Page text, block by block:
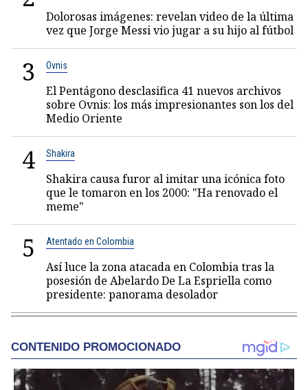
Dolorosas imágenes: revelan video de la última
vez que Jorge Messi vio jugar a su hijo al fútbol
3 Ovnis
El Pentágono desclasifica 41 nuevos archivos
sobre Ovnis: los más impresionantes son los del
Medio Oriente
4 Shakira
Shakira causa furor al imitar una icónica foto
que le tomaron en los 2000: "Ha renovado el
meme"
5 Atentado en Colombia
Así luce la zona atacada en Colombia tras la
posesión de Abelardo De La Espriella como
presidente: panorama desolador